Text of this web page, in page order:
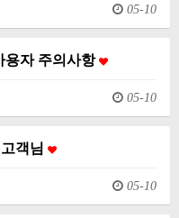
05-10
용자 주의사항
05-10
객님
05-10